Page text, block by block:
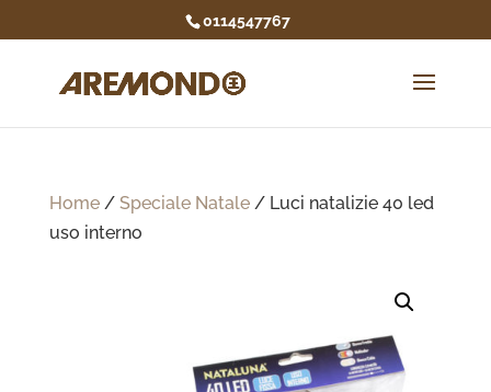
0114547767
Home/ Speciale Natale/ Luci natalizie 40 led
uso interno